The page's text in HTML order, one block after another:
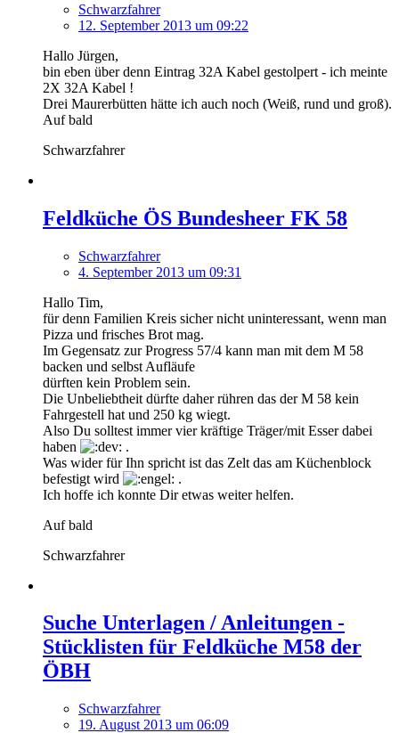
Schwarzfahrer
12. September 2013 um 09:22
Hallo Jürgen,
bin eben über denn Eintrag 32A Kabel gestolpert - ich meinte
2X 32A Kabel !
Drei Maurerbütten hätte ich auch noch (Weiß, rund und groß).
Auf bald
Schwarzfahrer
Feldküche ÖS Bundesheer FK 58
Schwarzfahrer
4. September 2013 um 09:31
Hallo Tim,
für denn Familien Kreis sicher nicht uninteressant, wenn man
Pizza und frisches Brot mag.
Im Gegensatz zur Progress 57/4 kann man mit dem M 58
backen und selbst Aufläufe
dürften kein Problem sein.
Die Unbeliebtheit dürfte daher rühren das der M 58 kein
Fahrgestell hat und 250 kg wiegt.
Also Du solltest immer vier kräftige Träger/mit Esser dabei
haben
.
Was wider für Ihn spricht ist das Zelt das am Küchenblock
befestigt wird
.
Ich hoffe ich konnte Dir etwas weiter helfen.
Auf bald
Schwarzfahrer
Suche Unterlagen / Anleitungen -
Stücklisten für Feldküche M58 der
ÖBH
Schwarzfahrer
19. August 2013 um 06:09